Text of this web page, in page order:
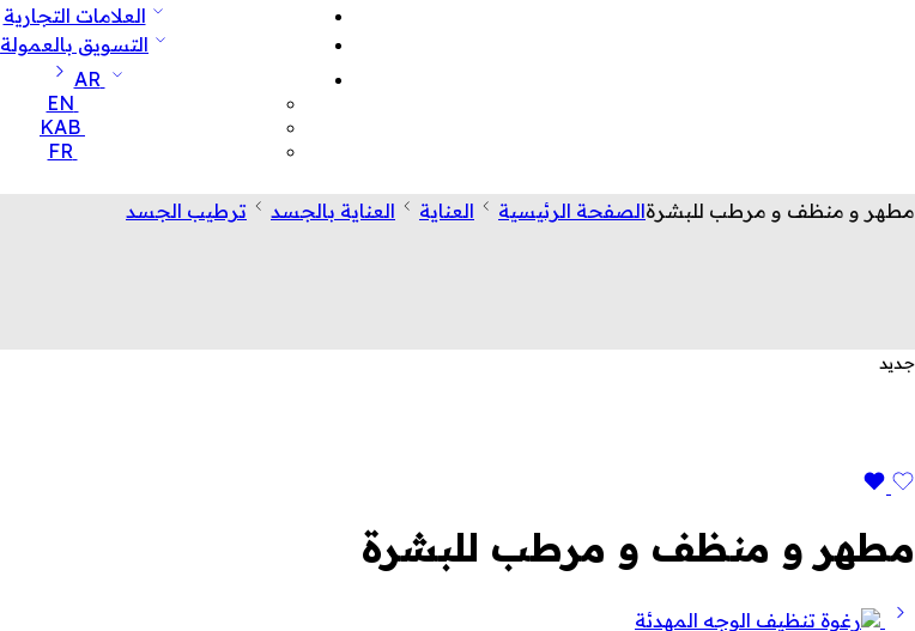
العلامات التجارية
التسويق بالعمولة
AR
EN
KAB
FR
مطهر و منظف و مرطب للبشرةالصفحة الرئيسية العناية العناية بالجسد ترطيب الجسد
جديد
مطهر و منظف و مرطب للبشرة